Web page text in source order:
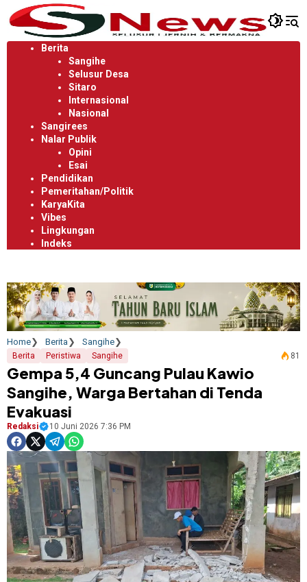
Langsung
ke
konten
Berita
Sangihe
Selusur Desa
Sitaro
Internasional
Nasional
Sangirees
Nalar Publik
Opini
Esai
Pendidikan
Pemeritahan/Politik
KaryaKita
Vibes
Lingkungan
Indeks
Home Berita Sangihe
Berita Peristiwa Sangihe 81
Gempa 5,4 Guncang Pulau Kawio
Sangihe, Warga Bertahan di Tenda
Evakuasi
Redaksi 10 Juni 2026 7:36 PM